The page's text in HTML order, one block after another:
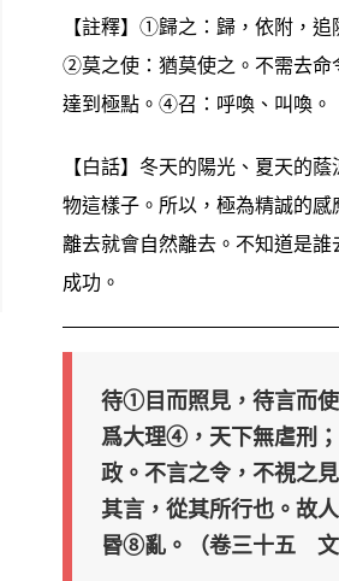
【註釋】①歸之：歸，依附，
②莫之使：猶莫使之。不需去
達到極點。④召：呼喚、叫喚。
【白話】冬天的陽光、夏天的
物這樣子。所以，極為精誠的
離去就會自然離去。不知道是
成功。
待①目而照見，待言而
爲大理④，天下無虐刑
政。不言之令，不視之
其言，從其所行也。故
昬⑧亂。（卷三十五 文